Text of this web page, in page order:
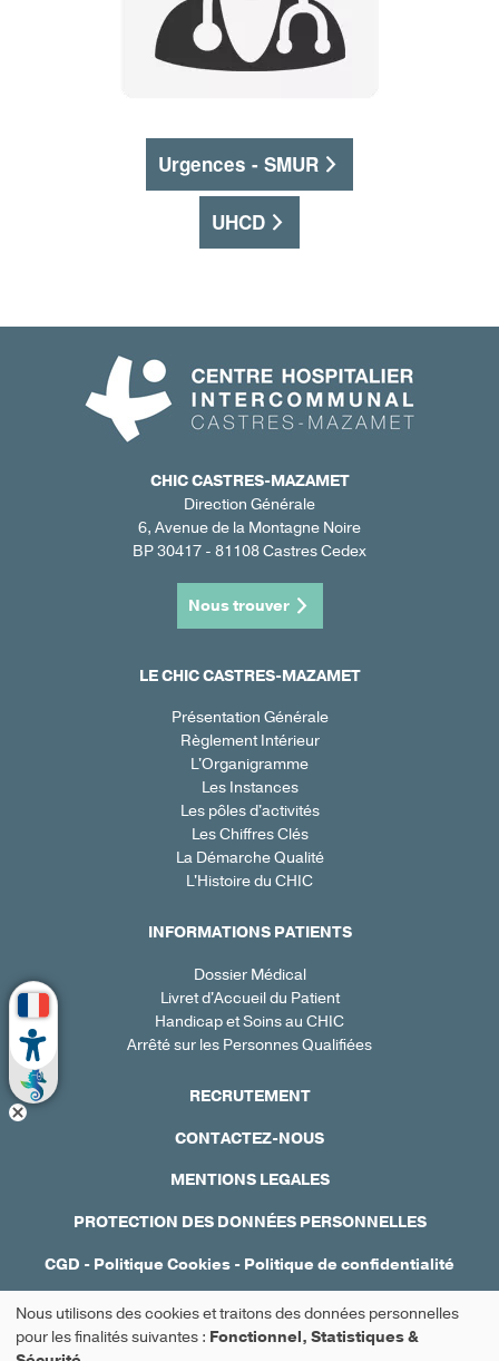
Urgences - SMUR
UHCD
CHIC CASTRES-MAZAMET
Direction Générale
6, Avenue de la Montagne Noire
BP 30417 - 81108 Castres Cedex
Nous trouver
LE CHIC CASTRES-MAZAMET
Présentation Générale
Règlement Intérieur
L'Organigramme
Les Instances
Les pôles d'activités
Les Chiffres Clés
La Démarche Qualité
L'Histoire du CHIC
INFORMATIONS PATIENTS
Dossier Médical
Livret d'Accueil du Patient
Handicap et Soins au CHIC
Arrêté sur les Personnes Qualifiées
RECRUTEMENT
CONTACTEZ-NOUS
MENTIONS LEGALES
PROTECTION DES DONNÉES PERSONNELLES
CGD - Politique Cookies - Politique de confidentialité
Réalisation : Ascomedia
Utilisation
Nous utilisons des cookies et traitons des données personnelles
pour les finalités suivantes : Fonctionnel, Statistiques &